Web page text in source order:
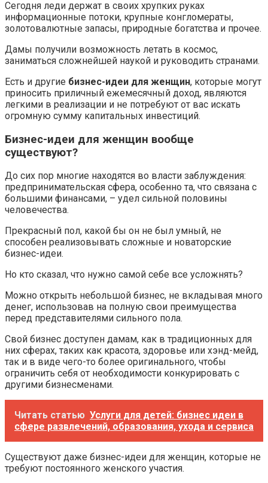
Сегодня леди держат в своих хрупких руках
информационные потоки, крупные конгломераты,
золотовалютные запасы, природные богатства и прочее.
Дамы получили возможность летать в космос,
заниматься сложнейшей наукой и руководить странами.
Есть и другие бизнес-идеи для женщин, которые могут
приносить приличный ежемесячный доход, являются
легкими в реализации и не потребуют от вас искать
огромную сумму капитальных инвестиций.
Бизнес-идеи для женщин вообще
существуют?
До сих пор многие находятся во власти заблуждения:
предпринимательская сфера, особенно та, что связана с
большими финансами, – удел сильной половины
человечества.
Прекрасный пол, какой бы он не был умный, не
способен реализовывать сложные и новаторские
бизнес-идеи.
Но кто сказал, что нужно самой себе все усложнять?
Можно открыть небольшой бизнес, не вкладывая много
денег, использовав на полную свои преимущества
перед представителями сильного пола.
Свой бизнес доступен дамам, как в традиционных для
них сферах, таких как красота, здоровье или хэнд-мейд,
так и в виде чего-то более оригинального, чтобы
ограничить себя от необходимости конкурировать с
другими бизнесменами.
Читать статью Услуги для детей: бизнес идеи в
сфере развлечений, образования, ухода и сервиса
Существуют даже бизнес-идеи для женщин, которые не
требуют постоянного женского участия.